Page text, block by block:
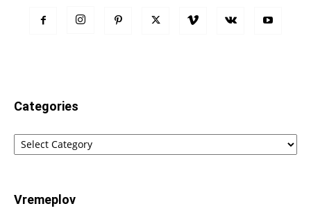
Categories
Categories
Vremeplov